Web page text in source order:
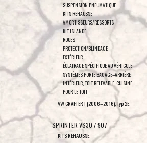
SUSPENSION PNEUMATIQUE
KITS REHAUSSE
AMORTISSEURS/RESSORTS
KIT ISLANDE
ROUES
PROTECTION/BLINDAGE
EXTÉRIEUR
ÉCLAIRAGE SPÉCIFIQUE AU VÉHICULE
SYSTÈMES PORTE BAGAGE–ARRIÈRE
INTÉRIEUR, TOIT RELEVABLE, CUISINE
POUR LE TOIT
VW CRAFTER I (2006–2016), Typ 2E
SPRINTER VS30 / 907
KITS REHAUSSE